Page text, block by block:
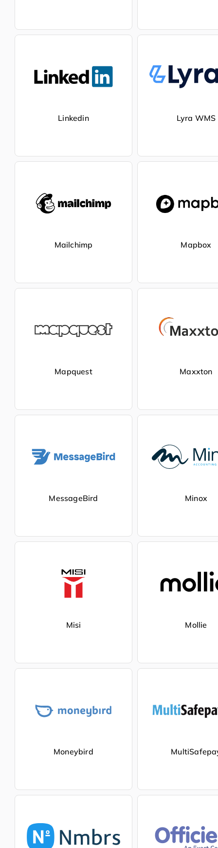
Linkedin Lyra WMS
Mailchimp Mapbox
Mapquest Maxxton
MessageBird Minox
Misi Mollie
Moneybird